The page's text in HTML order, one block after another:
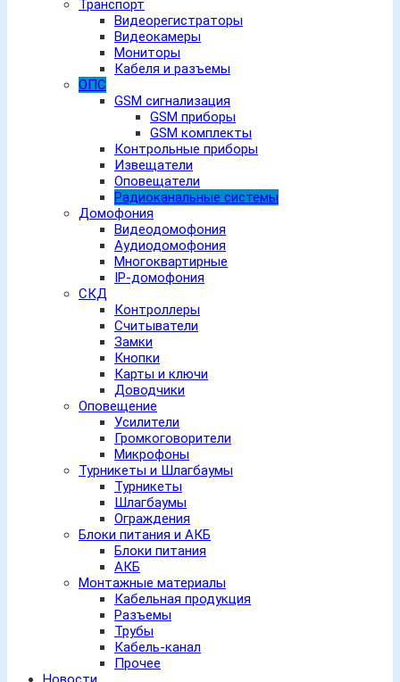
Транспорт
Видеорегистраторы
Видеокамеры
Мониторы
Кабеля и разъемы
ОПС
GSM сигнализация
GSM приборы
GSM комплекты
Контрольные приборы
Извещатели
Оповещатели
Радиоканальные системы
Домофония
Видеодомофония
Аудиодомофония
Многоквартирные
IP-домофония
СКД
Контроллеры
Считыватели
Замки
Кнопки
Карты и ключи
Доводчики
Оповещение
Усилители
Громкоговорители
Микрофоны
Турникеты и Шлагбаумы
Турникеты
Шлагбаумы
Ограждения
Блоки питания и АКБ
Блоки питания
АКБ
Монтажные материалы
Кабельная продукция
Разъемы
Трубы
Кабель-канал
Прочее